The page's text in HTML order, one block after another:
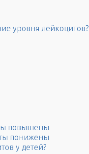
уровня лейкоцитов?
повышены
понижены
у детей?